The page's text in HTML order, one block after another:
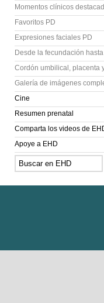
Momentos clínicos
Favoritos PD
Expresiones faciales PD
Desde la fecundación hasta
Cordón umbilical, placenta y
Galería de imágenes
Cine
Resumen prenatal
Comparta los videos de
Apoye a EHD